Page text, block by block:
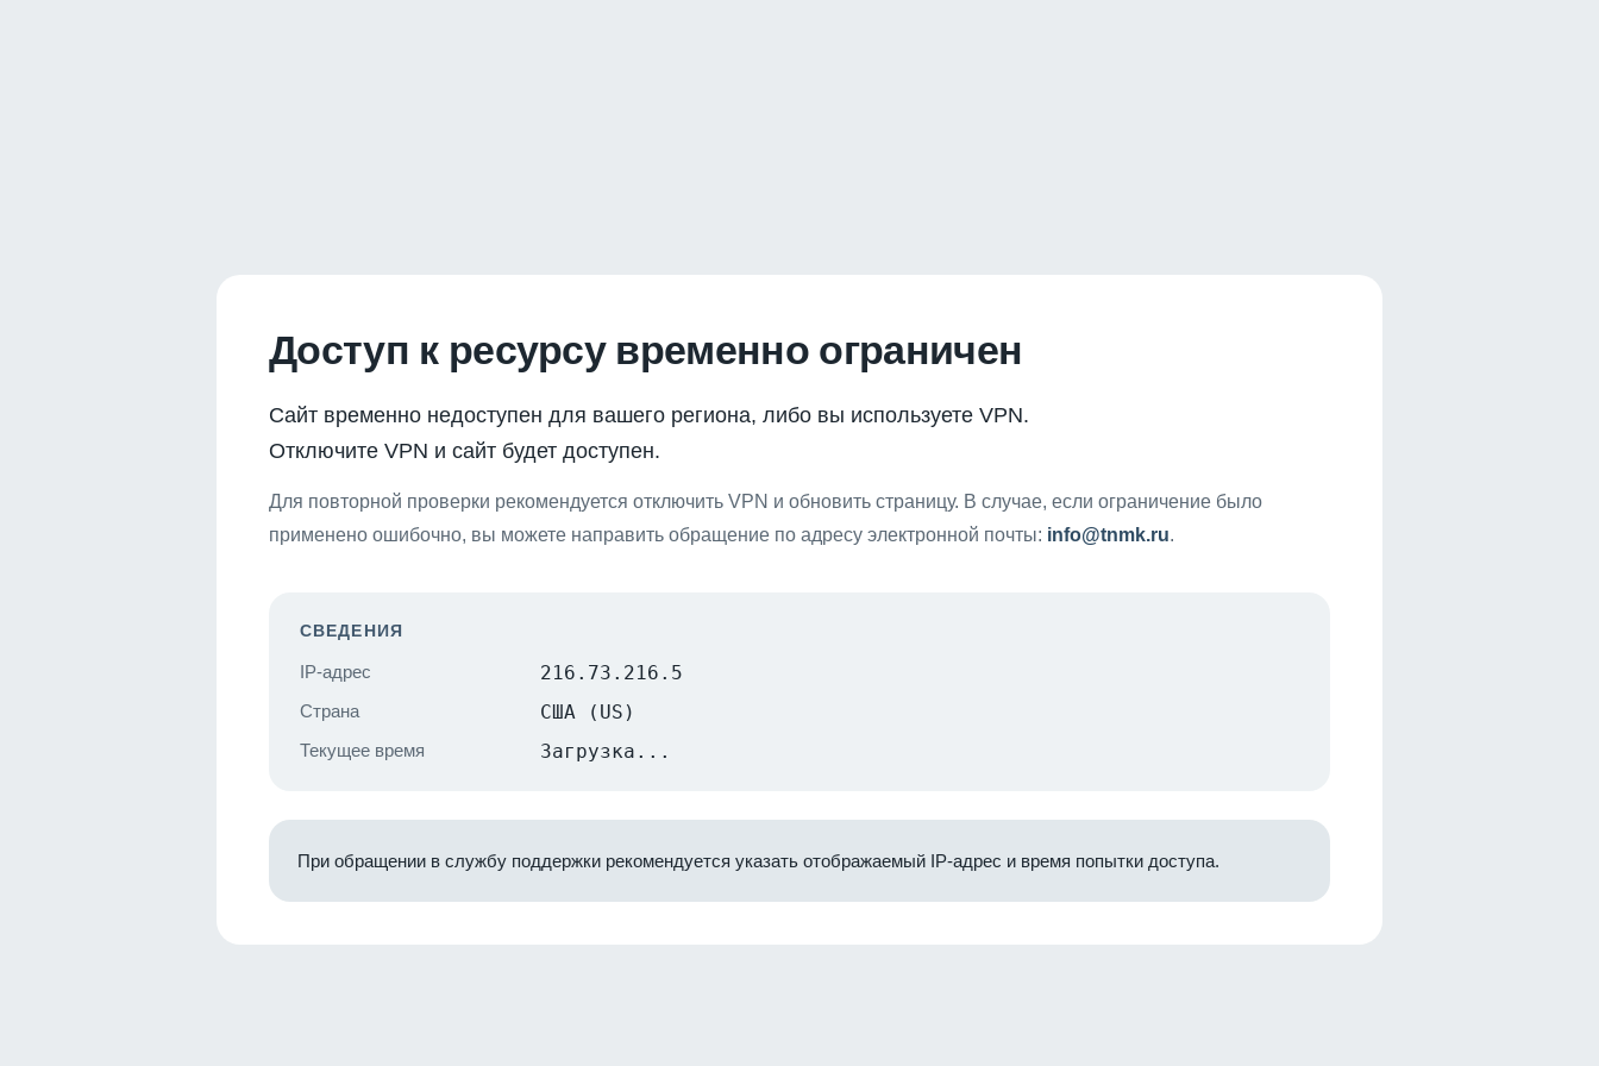
Доступ к ресурсу временно ограничен
Сайт временно недоступен для вашего региона, либо вы используете VPN.
Отключите VPN и сайт будет доступен.
Для повторной проверки рекомендуется отключить VPN и обновить страницу. В случае, если ограничение было
применено ошибочно, вы можете направить обращение по адресу электронной почты: info@tnmk.ru.
СВЕДЕНИЯ
IP-адрес 216.73.216.5
Страна США (US)
Текущее время Загрузка...
При обращении в службу поддержки рекомендуется указать отображаемый IP-адрес и время попытки доступа.